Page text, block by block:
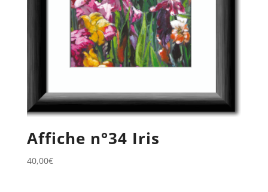
Affiche n°34 Iris
40,00€